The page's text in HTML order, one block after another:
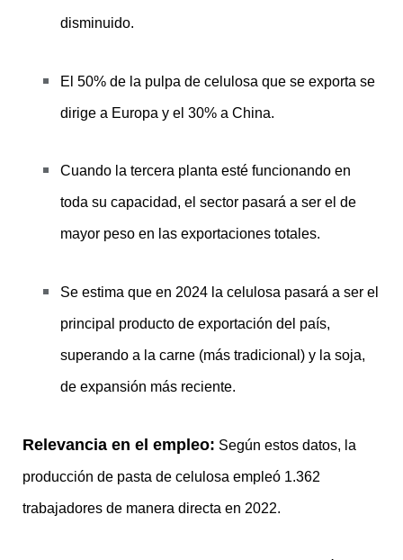
disminuido.
El 50% de la pulpa de celulosa que se exporta se
dirige a Europa y el 30% a China.
Cuando la tercera planta esté funcionando en
toda su capacidad, el sector pasará a ser el de
mayor peso en las exportaciones totales.
Se estima que en 2024 la celulosa pasará a ser el
principal producto de exportación del país,
superando a la carne (más tradicional) y la soja,
de expansión más reciente.
Relevancia en el empleo: Según estos datos, la
producción de pasta de celulosa empleó 1.362
trabajadores de manera directa en 2022.